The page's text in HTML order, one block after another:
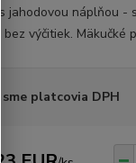
s jahodovou náplňou
bez výčitiek. Mäkučké
sme platcovia DPH